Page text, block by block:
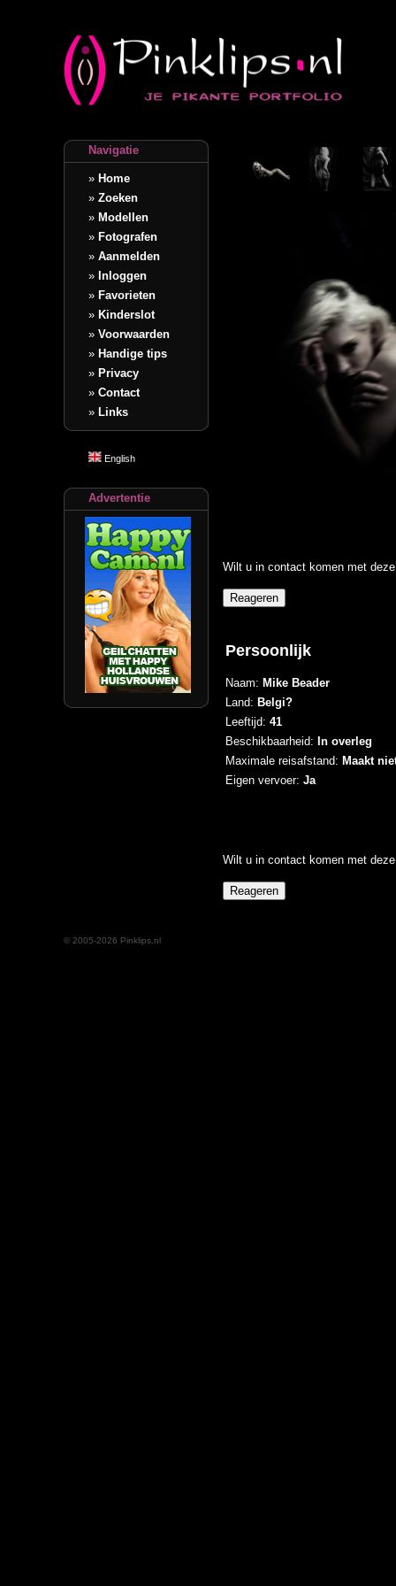
Navigatie
» Home
» Zoeken
» Modellen
» Fotografen
» Aanmelden
» Inloggen
» Favorieten
» Kinderslot
» Voorwaarden
» Handige tips
» Privacy
» Contact
» Links
English
Advertentie
Wilt u in contact komen met
Persoonlijk
Naam: Mike Beader
Land: Belgi?
Leeftijd: 41
Beschikbaarheid: In overleg
Maximale reisafstand: Maakt
Eigen vervoer: Ja
Wilt u in contact komen met
© 2005-2026 Pinklips.nl